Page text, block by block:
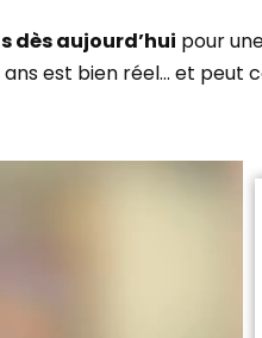
dès aujourd’hui pour
ans est bien réel… et peut